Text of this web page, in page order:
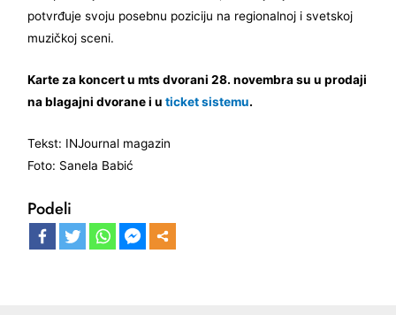
potvrđuje svoju posebnu poziciju na regionalnoj i svetskoj
muzičkoj sceni.
Karte za koncert u mts dvorani 28. novembra su u prodaji
na blagajni dvorane i uticket sistemu.
Tekst: INJournal magazin
Foto: Sanela Babić
Podeli